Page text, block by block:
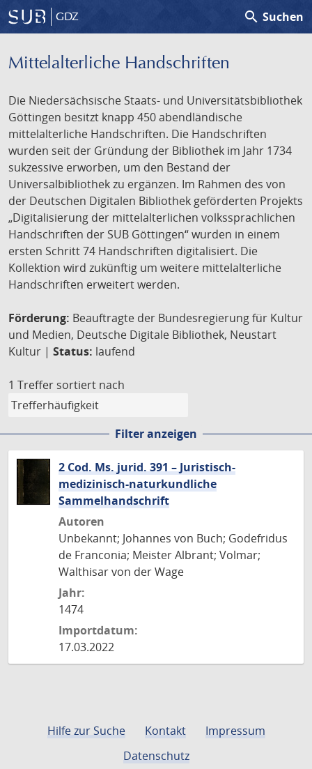
GDZ search Suchen
Mittelalterliche Handschriften
Die Niedersächsische Staats- und Universitätsbibliothek
Göttingen besitzt knapp 450 abendländische
mittelalterliche Handschriften. Die Handschriften
wurden seit der Gründung der Bibliothek im Jahr 1734
sukzessive erworben, um den Bestand der
Universalbibliothek zu ergänzen. Im Rahmen des von
der Deutschen Digitalen Bibliothek geförderten Projekts
„Digitalisierung der mittelalterlichen volkssprachlichen
Handschriften der SUB Göttingen“ wurden in einem
ersten Schritt 74 Handschriften digitalisiert. Die
Kollektion wird zukünftig um weitere mittelalterliche
Handschriften erweitert werden.
Förderung: Beauftragte der Bundesregierung für Kultur
und Medien, Deutsche Digitale Bibliothek, Neustart
Kultur | Status: laufend
1 Treffer sortiert nach
Filter anzeigen
2 Cod. Ms. jurid. 391 – Juristisch-
medizinisch-naturkundliche
Sammelhandschrift
Autoren
Unbekannt; Johannes von Buch; Godefridus
de Franconia; Meister Albrant; Volmar;
Walthisar von der Wage
Jahr:
1474
Importdatum:
17.03.2022
Hilfe zur Suche Kontakt
Impressum
Datenschutz